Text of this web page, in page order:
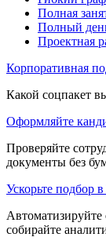
Полная
Полный
Проектная
Корпоративная
Какой соцпакет
Оформляйте
Проверяйте
документы без
Ускорьте подбор
Автоматизируйте
собирайте